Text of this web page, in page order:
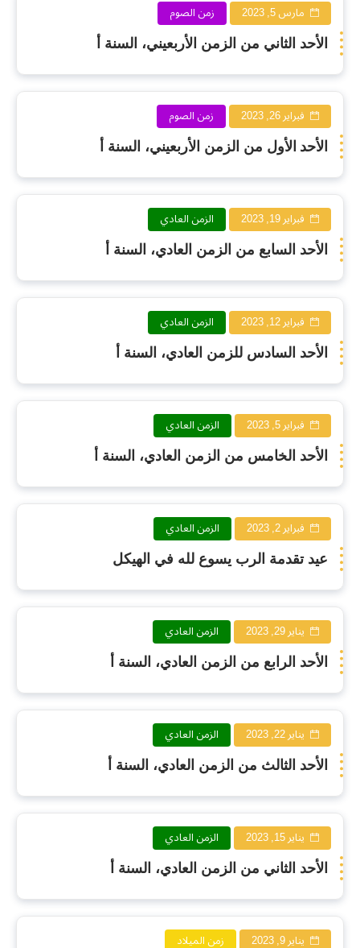
مارس 5, 2023 زمن الصوم
الأحد الثاني من الزمن الأربعيني، السنة أ
فبراير 26, 2023 زمن الصوم
الأحد الأول من الزمن الأربعيني، السنة أ
فبراير 19, 2023 الزمن العادي
الأحد السابع من الزمن العادي، السنة أ
فبراير 12, 2023 الزمن العادي
الأحد السادس للزمن العادي، السنة أ
فبراير 5, 2023 الزمن العادي
الأحد الخامس من الزمن العادي، السنة أ
فبراير 2, 2023 الزمن العادي
عيد تقدمة الرب يسوع لله في الهيكل
يناير 29, 2023 الزمن العادي
الأحد الرابع من الزمن العادي، السنة أ
يناير 22, 2023 الزمن العادي
الأحد الثالث من الزمن العادي، السنة أ
يناير 15, 2023 الزمن العادي
الأحد الثاني من الزمن العادي، السنة أ
يناير 9, 2023 زمن الميلاد